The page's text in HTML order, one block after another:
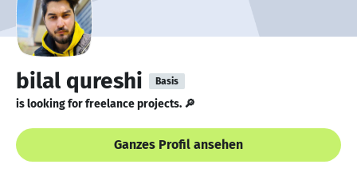
bilal qureshi Basis
is looking for freelance projects. 🔎
Ganzes Profil ansehen